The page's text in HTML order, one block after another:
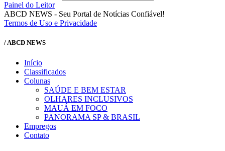
Painel do Leitor
ABCD NEWS - Seu Portal de Notícias Confiável!
Termos de Uso e Privacidade
/ ABCD NEWS
Início
Classificados
Colunas
SAÚDE E BEM ESTAR
OLHARES INCLUSIVOS
MAUÁ EM FOCO
PANORAMA SP & BRASIL
Empregos
Contato